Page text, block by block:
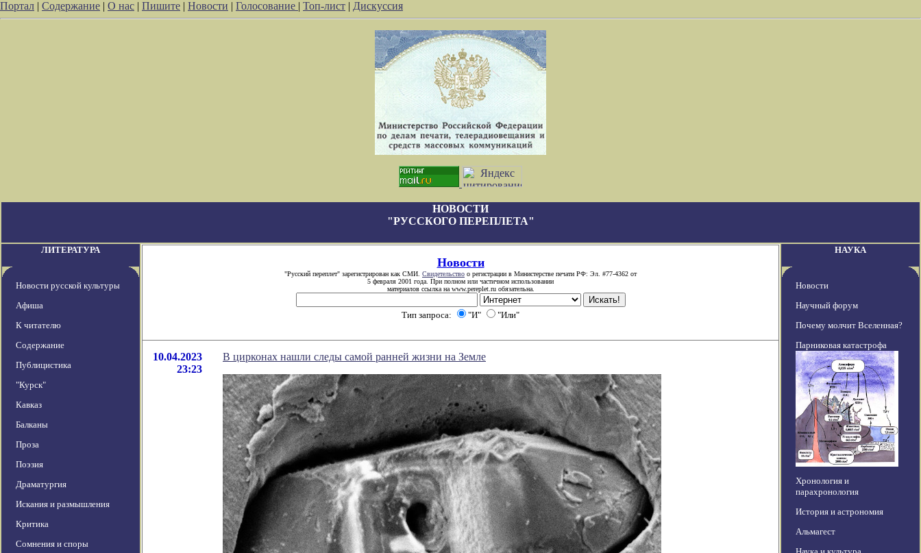
Портал | Содержание | О нас | Пишите | Новости | Голосование | Топ-лист | Дискуссия
НОВОСТИ
"РУССКОГО ПЕРЕПЛЕТА"
ЛИТЕРАТУРА
Новости русской культуры
Афиша
К читателю
Содержание
Публицистика
"Курск"
Кавказ
Балканы
Проза
Поэзия
Драматургия
Искания и размышления
Критика
Сомнения и споры
Новости
"Русский переплет" зарегистрирован как СМИ. Свидетельство о регистрации в Министерстве печати РФ: Эл. #77-4362 от
5 февраля 2001 года. При полном или частичном использовании
материалов ссылка на www.pereplet.ru обязательна.
Тип запроса: "И" "Или"
10.04.2023
23:23
В цирконах нашли следы самой ранней жизни на Земле
НАУКА
Новости
Научный форум
Почему молчит Вселенная?
Парниковая катастрофа
Хронология и
парахронология
История и астрономия
Альмагест